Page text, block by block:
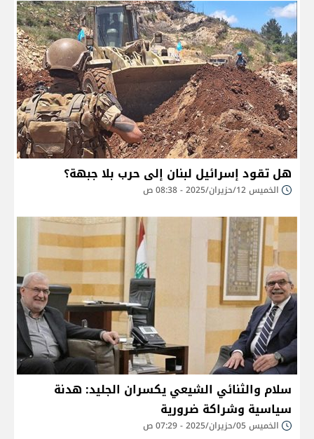
هل تقود إسرائيل لبنان إلى حرب بلا جبهة؟
الخميس 12/حزيران/2025 - 08:38 ص
سلام والثنائي الشيعي يكسران الجليد: هدنة
سياسية وشراكة ضرورية
الخميس 05/حزيران/2025 - 07:29 ص